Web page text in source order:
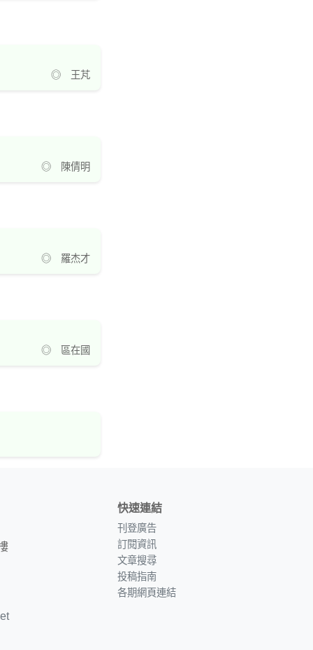
◎ 王芃
◎ 陳倩明
◎ 羅杰才
◎ 區在國
快速連結
刊登廣告
訂閱資訊
文章搜尋
投稿指南
各期網頁連結